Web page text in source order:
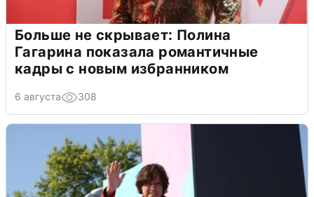
Больше не скрывает: Полина
Гагарина показала романтичные
кадры с новым избранником
6 августа 308